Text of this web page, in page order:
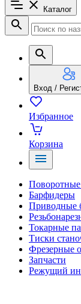
Каталог
Вход /
Избранное
Корзина
Барфидеры
Приводные
Токарные
Тиски
Фрезерные
Запчасти
Режущий